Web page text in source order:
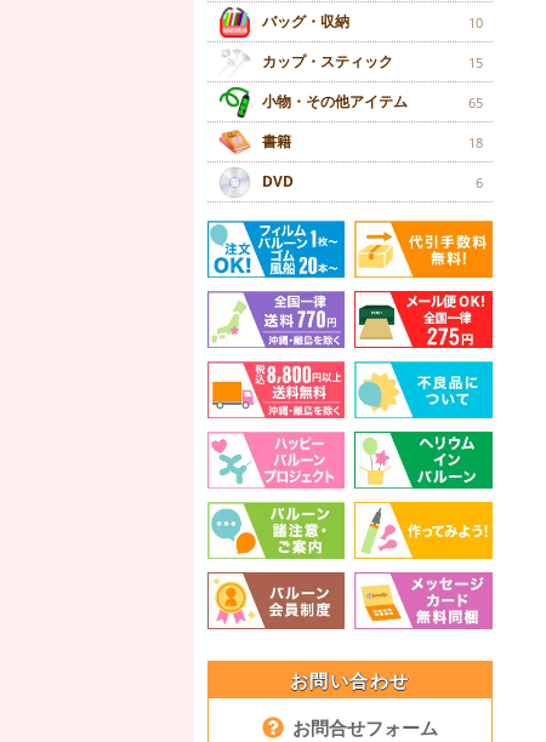
バッグ・収納 10
カップ・スティック 15
小物・その他アイテム 65
書籍 18
DVD 6
お問い合わせ
お問合せフォーム